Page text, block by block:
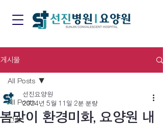
게시물
All Posts
건강
All Posts
봄맞이 환경미화, 요양원 내
선진요양원
2024년 5월 11일 2분 분량